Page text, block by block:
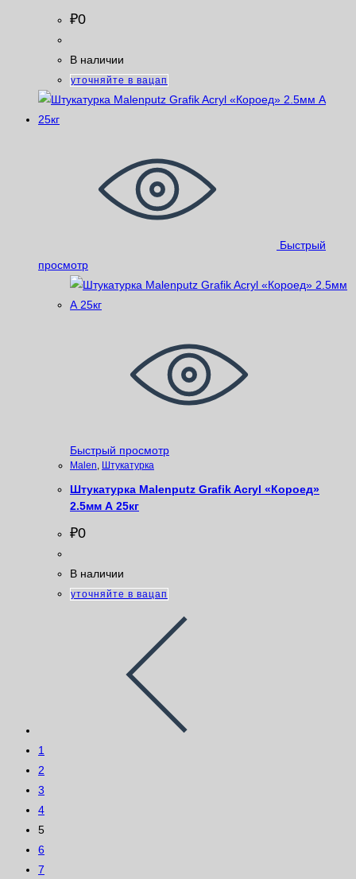
₽0
В наличии
уточняйте в вацап
Быстрый
просмотр
Быстрый просмотр
Malen, Штукатурка
Штукатурка Malenputz Grafik Acryl «Короед»
2.5мм А 25кг
₽0
В наличии
уточняйте в вацап
1
2
3
4
5
6
7